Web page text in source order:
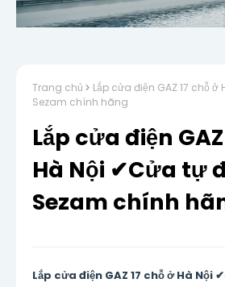
Trang chủ
Lắp cửa điện GAZ 17 chỗ
Sezam chính hãng
Lắp cửa điện
Hà Nội ✔Cửa tự
Sezam chính
Lắp cửa điện GAZ 17 chỗ ở Hà Nội